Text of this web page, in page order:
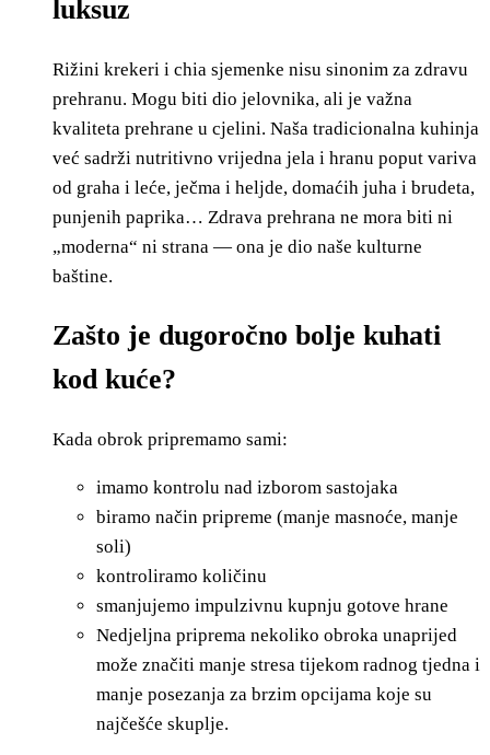
luksuz
Rižini krekeri i chia sjemenke nisu sinonim za zdravu
prehranu. Mogu biti dio jelovnika, ali je važna
kvaliteta prehrane u cjelini. Naša tradicionalna kuhinja
već sadrži nutritivno vrijedna jela i hranu poput variva
od graha i leće, ječma i heljde, domaćih juha i brudeta,
punjenih paprika… Zdrava prehrana ne mora biti ni
„moderna“ ni strana — ona je dio naše kulturne
baštine.
Zašto je dugoročno bolje kuhati
kod kuće?
Kada obrok pripremamo sami:
imamo kontrolu nad izborom sastojaka
biramo način pripreme (manje masnoće, manje
soli)
kontroliramo količinu
smanjujemo impulzivnu kupnju gotove hrane
Nedjeljna priprema nekoliko obroka unaprijed
može značiti manje stresa tijekom radnog tjedna i
manje posezanja za brzim opcijama koje su
najčešće skuplje.